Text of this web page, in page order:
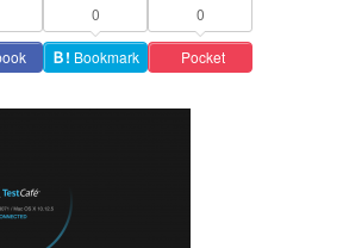
0
Ｂ! Bookmark
0
Pocket